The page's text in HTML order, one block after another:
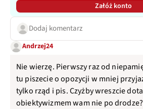
Załóż konto
Dodaj komentarz
Andrzej24
Nie wierzę. Pierwszy raz od
tu piszecie o opozycji w mniej
tylko rząd i pis. Czyżby wreszcie
obiektywizmem wam nie po drodze?